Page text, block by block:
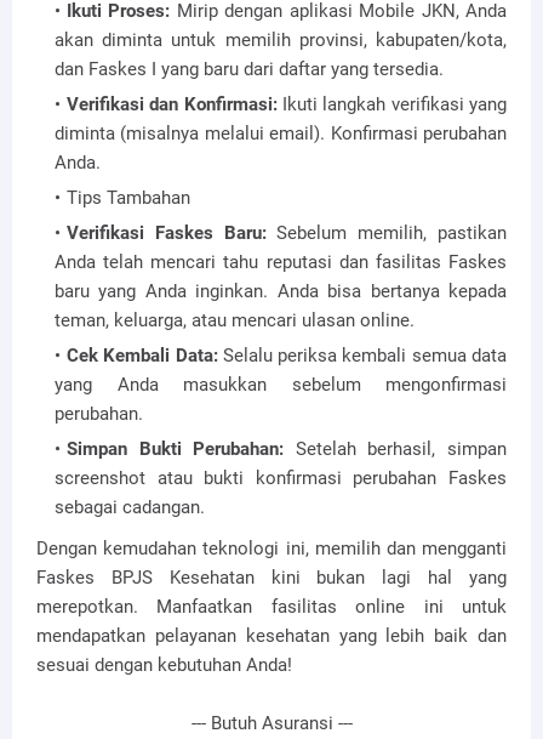
Ikuti Proses: Mirip dengan aplikasi Mobile JKN, Anda
akan diminta untuk memilih provinsi, kabupaten/kota,
dan Faskes I yang baru dari daftar yang tersedia.
Verifikasi dan Konfirmasi: Ikuti langkah verifikasi yang
diminta (misalnya melalui email). Konfirmasi perubahan
Anda.
Tips Tambahan
Verifikasi Faskes Baru:Sebelum memilih, pastikan
Anda telah mencari tahu reputasi dan fasilitas Faskes
baru yang Anda inginkan. Anda bisa bertanya kepada
teman, keluarga, atau mencari ulasan online.
Cek Kembali Data: Selalu periksa kembali semua data
yang Anda masukkan sebelum mengonfirmasi
perubahan.
Simpan Bukti Perubahan: Setelah berhasil, simpan
screenshot atau bukti konfirmasi perubahan Faskes
sebagai cadangan.
Dengan kemudahan teknologi ini, memilih dan mengganti
Faskes BPJS Kesehatan kini bukan lagi hal yang
merepotkan. Manfaatkan fasilitas online ini untuk
mendapatkan pelayanan kesehatan yang lebih baik dan
sesuai dengan kebutuhan Anda!
--- Butuh Asuransi ---